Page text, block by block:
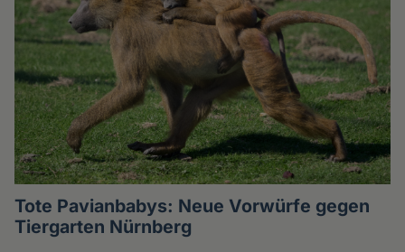
Tote Pavianbabys: Neue Vorwürfe gegen
Tiergarten Nürnberg